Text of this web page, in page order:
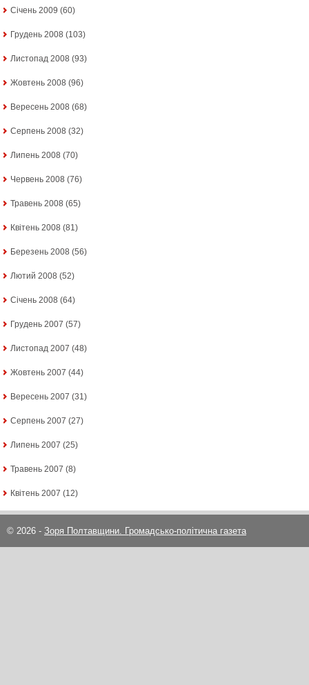
Січень 2009 (60)
Грудень 2008 (103)
Листопад 2008 (93)
Жовтень 2008 (96)
Вересень 2008 (68)
Серпень 2008 (32)
Липень 2008 (70)
Червень 2008 (76)
Травень 2008 (65)
Квітень 2008 (81)
Березень 2008 (56)
Лютий 2008 (52)
Січень 2008 (64)
Грудень 2007 (57)
Листопад 2007 (48)
Жовтень 2007 (44)
Вересень 2007 (31)
Серпень 2007 (27)
Липень 2007 (25)
Травень 2007 (8)
Квітень 2007 (12)
© 2026 - Зоря Полтавщини. Громадсько-політична газета